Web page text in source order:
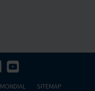
MONDIAL SITEMAP